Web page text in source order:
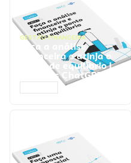
GESTÃO FINANCEIRA
Faça a análise
financeira e atinja o
ponto de equilíbrio |
Prompts ChatGPT